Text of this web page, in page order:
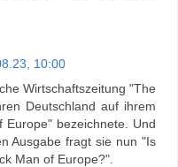
10:00
Wirtschaftszeitung "The
Deutschland auf ihrem
bezeichnete. Und
Ausgabe fragt sie nun "Is
Man of Europe?".